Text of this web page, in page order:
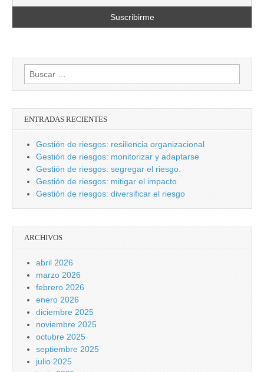
Buscar:
ENTRADAS RECIENTES
Gestión de riesgos: resiliencia organizacional
Gestión de riesgos: monitorizar y adaptarse
Gestión de riesgos: segregar el riesgo.
Gestión de riesgos: mitigar el impacto
Gestión de riesgos: diversificar el riesgo
ARCHIVOS
abril 2026
marzo 2026
febrero 2026
enero 2026
diciembre 2025
noviembre 2025
octubre 2025
septiembre 2025
julio 2025